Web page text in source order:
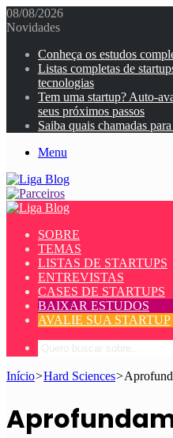
08/08/2026
Novidades
Conheça os estudos
Listas completas de
tecnologias
Tem uma startup? Auto-
seus próximos passos
Saiba quais chamadas
Menu
SOBRE
TEMAS
LISTAS DE STARTUPS
ENTREVISTAS
CASES DE STARTUPS
BAIXAR ESTUDOS
AVALIE SUA STARTUP
Início>Hard Sciences>